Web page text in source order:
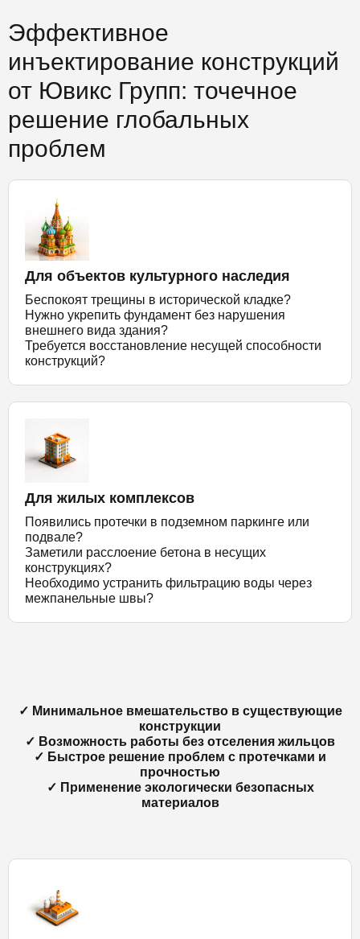
Эффективное
инъектирование конструкций
от Ювикс Групп: точечное
решение глобальных
проблем
Для объектов культурного наследия
Беспокоят трещины в исторической кладке?
Нужно укрепить фундамент без нарушения
внешнего вида здания?
Требуется восстановление несущей способности
конструкций?
Для жилых комплексов
Появились протечки в подземном паркинге или
подвале?
Заметили расслоение бетона в несущих
конструкциях?
Необходимо устранить фильтрацию воды через
межпанельные швы?
✓ Минимальное вмешательство в существующие
конструкции
✓ Возможность работы без отселения жильцов
✓ Быстрое решение проблем с протечками и
прочностью
✓ Применение экологически безопасных
материалов